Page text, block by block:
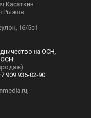
Касаткин
Рыжов.
16/5с1
на ОСН,
ОСН:
909 936-02-90
,